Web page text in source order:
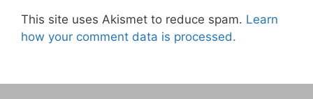
This site uses Akismet to reduce spam. Learn
how your comment data is processed.